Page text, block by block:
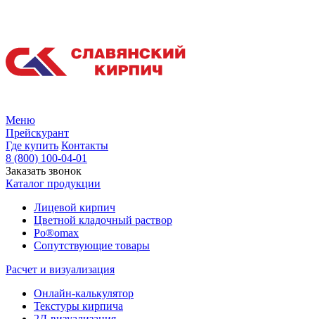
Меню
Прейскурант
Где купить Контакты
8 (800) 100-04-01
Заказать звонок
Каталог продукции
Лицевой кирпич
Цветной кладочный раствор
Po®omax
Сопутствующие товары
Расчет и визуализация
Онлайн-калькулятор
Текстуры кирпича